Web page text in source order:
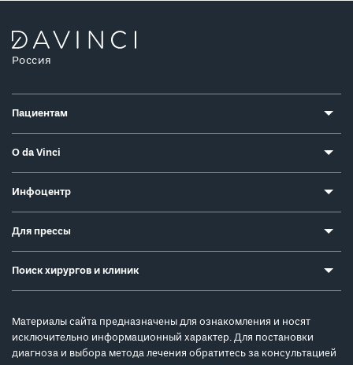
Россия
Пациентам
О da Vinci
Инфоцентр
Для прессы
Поиск хирургов и клиник
Материалы сайта предназначены для ознакомления и носят
исключительно информационный характер. Для постановки
диагноза и выбора метода лечения обратитесь за консультацией